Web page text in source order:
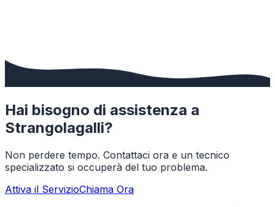
Hai bisogno di assistenza a
Strangolagalli?
Non perdere tempo. Contattaci ora e un tecnico
specializzato si occuperà del tuo problema.
Attiva il ServizioChiama Ora